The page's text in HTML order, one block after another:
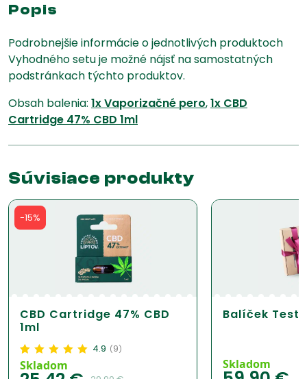
Popis
Podrobnejšie informácie o jednotlivých produktoch
Vyhodného setu je možné nájsť na samostatných
podstránkach týchto produktov.
Obsah balenia: 1x Vaporizačné pero,1x CBD
Cartridge 47% CBD 1ml
Súvisiace produkty
-15%
CBD Cartridge 47% CBD
1ml
Hodnotenie4.94
5 na základe
9
4.9 (9)
Skladom
Balíček
Skladom